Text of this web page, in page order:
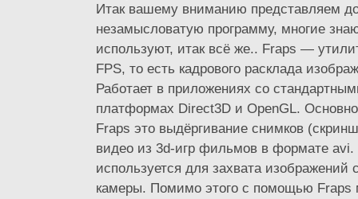
Итак вашему вниманию представляем
незамысловатую программу, многие
используют, итак всё же.. Fraps —
FPS, то есть кадрового расклада
Работает в приложениях со
платформах Direct3D и OpenGL.
Fraps это выдёргивание снимков
видео из 3d-игр фильмов в формате avi.
используется для захвата изображений
камеры. Помимо этого с помощью Fraps